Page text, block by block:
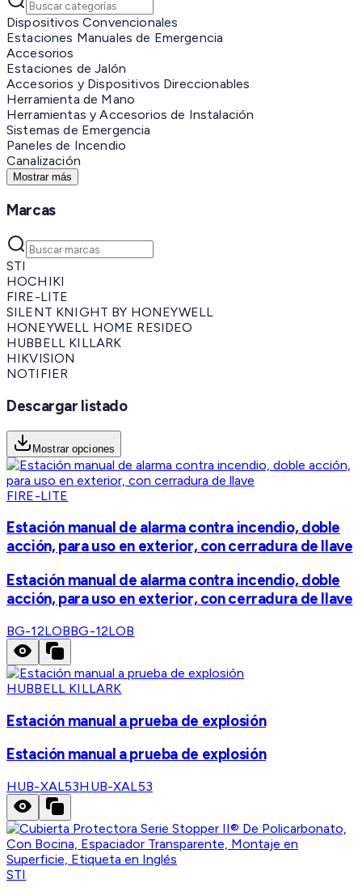
Dispositivos Convencionales
Estaciones Manuales de Emergencia
Accesorios
Estaciones de Jalón
Accesorios y Dispositivos Direccionables
Herramienta de Mano
Herramientas y Accesorios de Instalación
Sistemas de Emergencia
Paneles de Incendio
Canalización
Mostrar más
Marcas
STI
HOCHIKI
FIRE-LITE
SILENT KNIGHT BY HONEYWELL
HONEYWELL HOME RESIDEO
HUBBELL KILLARK
HIKVISION
NOTIFIER
Descargar listado
Mostrar opciones
FIRE-LITE
Estación manual de alarma contra incendio, doble
acción, para uso en exterior, con cerradura de llave
Estación manual de alarma contra incendio, doble
acción, para uso en exterior, con cerradura de llave
BG-12LOBBG-12LOB
HUBBELL KILLARK
Estación manual a prueba de explosión
Estación manual a prueba de explosión
HUB-XAL53HUB-XAL53
STI